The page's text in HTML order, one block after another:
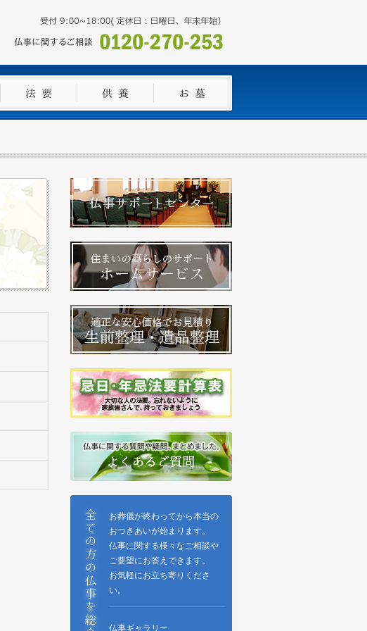
お葬儀が終わってから本当の
おつきあいが始まります。
仏事に関する様々なご相談や
ご要望にお答えできます。
お気軽にお立ち寄りくださ
い。
仏事ギャラリー